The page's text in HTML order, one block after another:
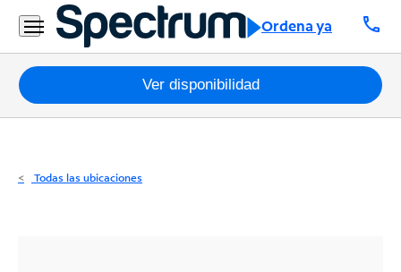
Ordena ya call
Residencial
Business
Paquetes
Internet
Ver disponibilidad
Todas las ubicaciones